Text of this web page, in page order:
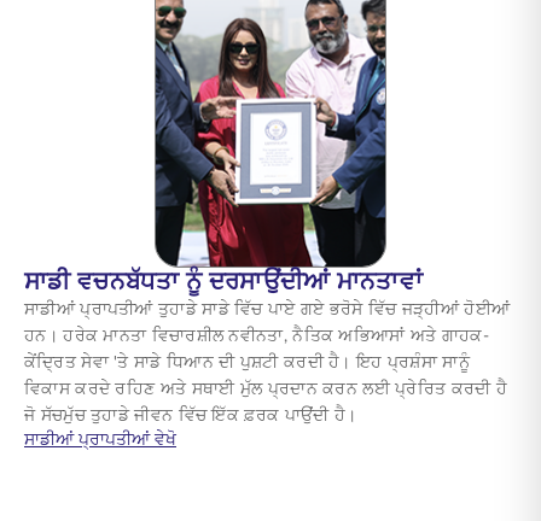
ਸਾਡੀ ਵਚਨਬੱਧਤਾ ਨੂੰ ਦਰਸਾਉਂਦੀਆਂ ਮਾਨਤਾਵਾਂ
ਸਾਡੀਆਂ ਪ੍ਰਾਪਤੀਆਂ ਤੁਹਾਡੇ ਸਾਡੇ ਵਿੱਚ ਪਾਏ ਗਏ ਭਰੋਸੇ ਵਿੱਚ ਜੜ੍ਹੀਆਂ ਹੋਈਆਂ
ਹਨ। ਹਰੇਕ ਮਾਨਤਾ ਵਿਚਾਰਸ਼ੀਲ ਨਵੀਨਤਾ, ਨੈਤਿਕ ਅਭਿਆਸਾਂ ਅਤੇ ਗਾਹਕ-
ਕੇਂਦ੍ਰਿਤ ਸੇਵਾ 'ਤੇ ਸਾਡੇ ਧਿਆਨ ਦੀ ਪੁਸ਼ਟੀ ਕਰਦੀ ਹੈ। ਇਹ ਪ੍ਰਸ਼ੰਸਾ ਸਾਨੂੰ
ਵਿਕਾਸ ਕਰਦੇ ਰਹਿਣ ਅਤੇ ਸਥਾਈ ਮੁੱਲ ਪ੍ਰਦਾਨ ਕਰਨ ਲਈ ਪ੍ਰੇਰਿਤ ਕਰਦੀ ਹੈ
ਜੋ ਸੱਚਮੁੱਚ ਤੁਹਾਡੇ ਜੀਵਨ ਵਿੱਚ ਇੱਕ ਫ਼ਰਕ ਪਾਉਂਦੀ ਹੈ।
ਸਾਡੀਆਂ ਪ੍ਰਾਪਤੀਆਂ ਵੇਖੋabout ਸਾਡੀ ਵਚਨਬੱਧਤਾ ਨੂੰ ਦਰਸਾਉਂਦੀਆਂ ਮਾਨਤਾਵਾਂ